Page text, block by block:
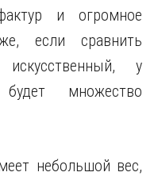
и огромное
если сравнить
у
множество
небольшой вес,